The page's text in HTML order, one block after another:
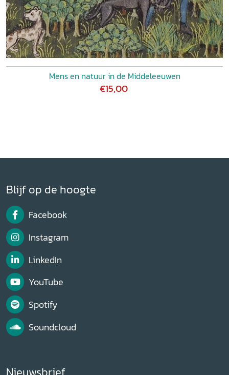
Mens en natuur in de Middeleeuwen
€15,00
Blijf op de hoogte
Facebook
Instagram
LinkedIn
YouTube
Spotify
Soundcloud